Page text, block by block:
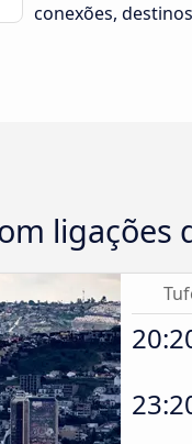
conexões,
ligações